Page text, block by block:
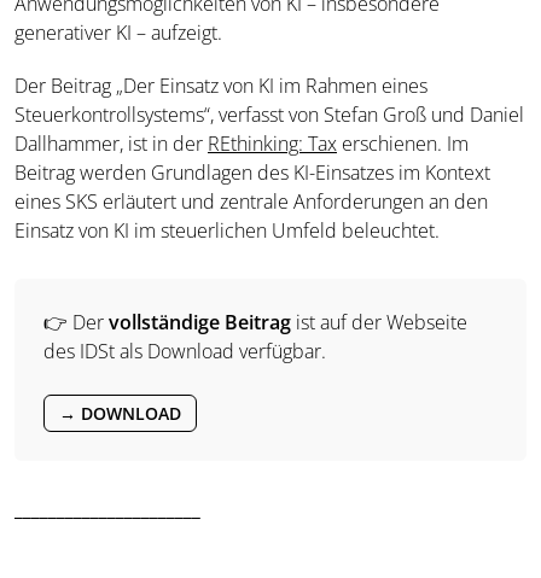
generativer KI – aufzeigt.
Der Beitrag „Der Einsatz von KI im Rahmen eines
Steuerkontrollsystems“, verfasst von Stefan Groß und Daniel
Dallhammer, ist in der REthinking: Tax erschienen. Im
Beitrag werden Grundlagen des KI-Einsatzes im Kontext
eines SKS erläutert und zentrale Anforderungen an den
Einsatz von KI im steuerlichen Umfeld beleuchtet.
👉 Dervollständige Beitrag ist auf der Webseite
des IDSt als Download verfügbar.
→ DOWNLOAD